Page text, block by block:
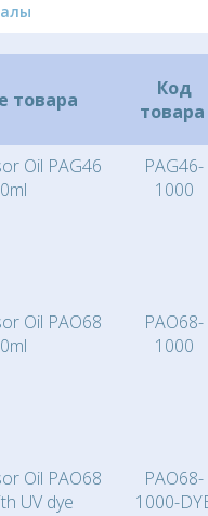
товара
Код
товара
Oil PAG46
PAG46-
1000
Oil PAO68
PAO68-
1000
Oil PAO68
UV dye
PAO68-
1000-